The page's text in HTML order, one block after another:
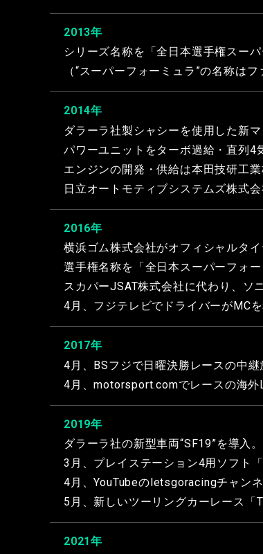
2013年
シリーズ名称を「全日本選手権スー
（“スーパーフォーミュラ”の名称はフ
2014年
ダラーラ社製シャシーを使用した新マ
パワーユニットをターボ過給・直列4
エンジンの開発・供給は本田技研工
日立オートモティブシステムズ株式
2016年
横浜ゴム株式会社がオフィシャルタ
選手権名称を「全日本スーパーフォー
スカパーJSAT株式会社に代わり、ソ
4月、フジテレビでドライバーがMC
2017年
4月、BSフジで日曜決勝レースの中継
4月、motorsport.comでレースの海外
2019年
ダラーラ社の新型車両“SF19”を導入。
3月、プレイステーション4用ソフト
4月、YouTubeのletsgoracingチャン
5月、新しいツーリングカーレース「
2021年